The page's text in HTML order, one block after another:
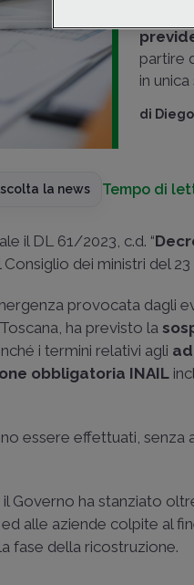
partire
in
di
la news Tempo di
il DL 61/2023, c.d. “
dei ministri del 23
provocata dagli
ha previsto la
i termini relativi agli
obbligatoria INAIL
essere effettuati, senza
Governo ha stanziato
alle aziende colpite al
fase della ricostruzione.